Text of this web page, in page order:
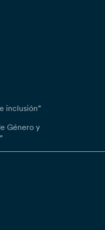
inclusión”
Género y